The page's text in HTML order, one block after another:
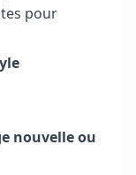
pour
nouvelle ou